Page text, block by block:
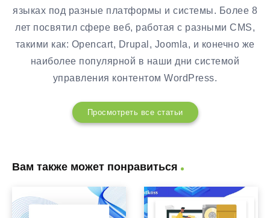
языках под разные платформы и системы. Более 8
лет посвятил сфере веб, работая с разными CMS,
такими как: Opencart, Drupal, Joomla, и конечно же
наиболее популярной в наши дни системой
управления контентом WordPress.
Просмотреть все статьи
Вам также может понравиться